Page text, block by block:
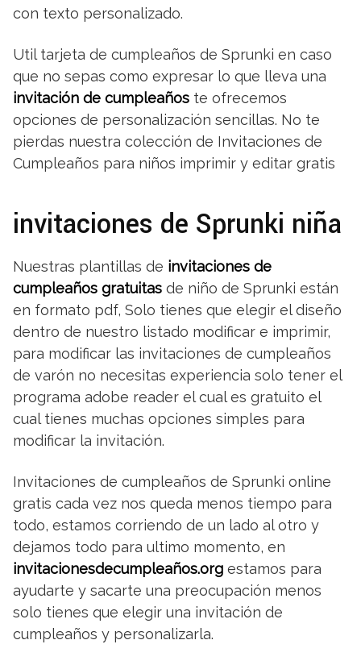
con texto personalizado.
Util tarjeta de cumpleaños de Sprunki en caso
que no sepas como expresar lo que lleva una
invitación de cumpleaños te ofrecemos
opciones de personalización sencillas. No te
pierdas nuestra colección de Invitaciones de
Cumpleaños para niños imprimir y editar gratis
invitaciones de Sprunki niña
Nuestras plantillas de invitaciones de
cumpleaños gratuitas de niño de Sprunki están
en formato pdf, Solo tienes que elegir el diseño
dentro de nuestro listado modificar e imprimir,
para modificar las invitaciones de cumpleaños
de varón no necesitas experiencia solo tener el
programa adobe reader el cual es gratuito el
cual tienes muchas opciones simples para
modificar la invitación.
Invitaciones de cumpleaños de Sprunki online
gratis cada vez nos queda menos tiempo para
todo, estamos corriendo de un lado al otro y
dejamos todo para ultimo momento, en
invitacionesdecumpleaños.org estamos para
ayudarte y sacarte una preocupación menos
solo tienes que elegir una invitación de
cumpleaños y personalizarla.